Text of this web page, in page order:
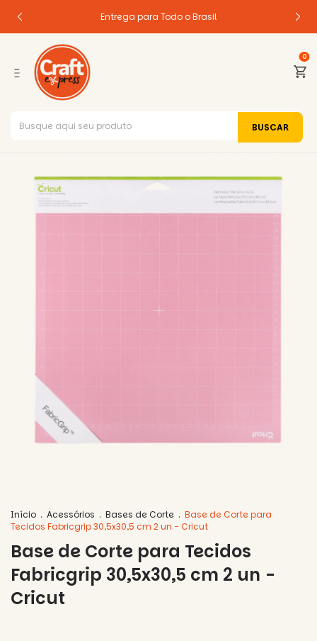
Entrega para Todo o Brasil
0
Início . Acessórios . Bases de Corte . Base de Corte para
Tecidos Fabricgrip 30,5x30,5 cm 2 un - Cricut
Base de Corte para Tecidos
Fabricgrip 30,5x30,5 cm 2 un -
Cricut